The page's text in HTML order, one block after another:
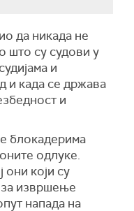
да никада не
што су судови у
и
и када се држава
и
блокадерима
одлуке.
они који су
извршење
напада на